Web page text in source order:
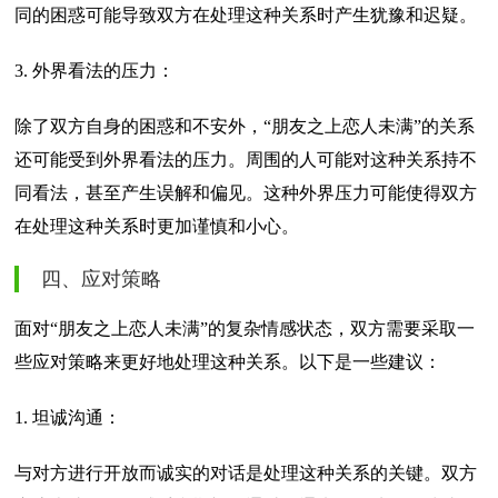
同的困惑可能导致双方在处理这种关系时产生犹豫和迟疑。
3. 外界看法的压力：
除了双方自身的困惑和不安外，“朋友之上恋人未满”的关系
还可能受到外界看法的压力。周围的人可能对这种关系持不
同看法，甚至产生误解和偏见。这种外界压力可能使得双方
在处理这种关系时更加谨慎和小心。
四、应对策略
面对“朋友之上恋人未满”的复杂情感状态，双方需要采取一
些应对策略来更好地处理这种关系。以下是一些建议：
1. 坦诚沟通：
与对方进行开放而诚实的对话是处理这种关系的关键。双方